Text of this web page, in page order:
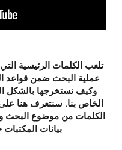
تلعب الكلمات الرئيسية
عملية البحث ضمن قواعد
وكيف نستخرجها بالشكل
الخاص بنا. سنتعرف هنا
الكلمات من موضوع البحث
بيانات